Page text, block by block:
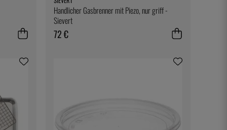
Handlicher Gasbrenner mit Piezo, nur griff -
Sievert
72 €